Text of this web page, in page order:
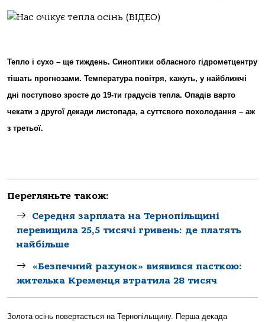
Тепло і сухо – ще тиждень. Синоптики обласного гідрометцентру
тішать прогнозами. Температура повітря, кажуть, у найближчі
дні поступово зросте до 19-ти градусів тепла. Опадів варто
чекати з другої декади листопада, а суттєвого похолодання – аж
з третьої.
Перегляньте також:
Середня зарплата на Тернопільщині
перевищила 25,5 тисячі гривень: де платять
найбільше
«Безпечний рахунок» виявився пасткою:
жителька Кременця втратила 28 тисяч
Золота осінь повертається на Тернопільщину. Перша декада